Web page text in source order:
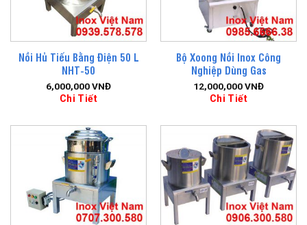
Nồi Hủ Tiếu Bằng Điện 50 L
NHT-50
6,000,000VNĐ
Chi Tiết
Bộ Xoong Nồi Inox Công
Nghiệp Dùng Gas
12,000,000VNĐ
Chi Tiết